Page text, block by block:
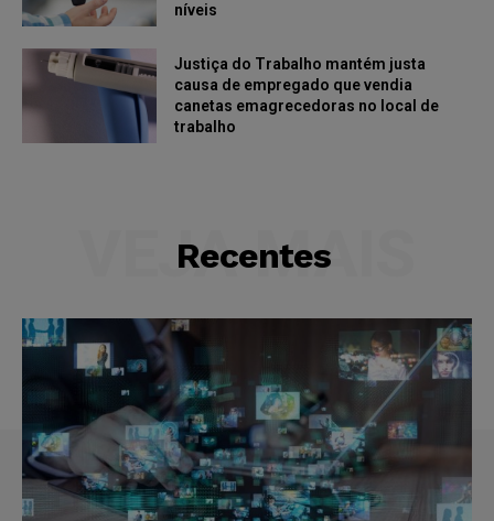
níveis
Justiça do Trabalho mantém justa
causa de empregado que vendia
canetas emagrecedoras no local de
trabalho
Recentes
VEJA MAIS